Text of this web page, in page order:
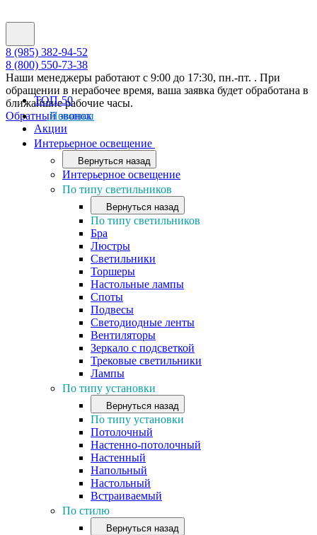
8 (985) 382-94-52
8 (800) 550-73-38
Наши менеджеры работают с 9:00 до 17:30, пн.-пт. . При
обращении в нерабочее время, ваша заявка будет обработана в
ближайшие рабочие часы.
Обратный звонок
ТОП-50
Новинки
Акции
Интерьерное освещение
Вернуться назад
Интерьерное освещение
По типу светильников
Вернуться назад
По типу светильников
Бра
Люстры
Светильники
Торшеры
Настольные лампы
Споты
Подвесы
Светодиодные ленты
Вентиляторы
Зеркало с подсветкой
Трековые светильники
Лампы
По типу установки
Вернуться назад
По типу установки
Потолочный
Настенно-потолочный
Настенный
Напольный
Настольный
Встраиваемый
По стилю
Вернуться назад